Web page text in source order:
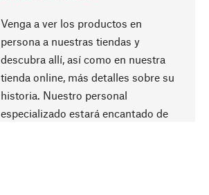
Venga a ver los productos en
persona a nuestras tiendas y
descubra allí, así como en nuestra
tienda online, más detalles sobre su
historia. Nuestro personal
especializado estará encantado de